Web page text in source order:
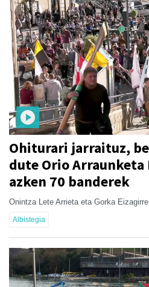
Ohiturari jarraituz,
dute Orio
azken 70 banderek
Onintza Lete Arrieta eta Gorka Eizagirre
Albistegia